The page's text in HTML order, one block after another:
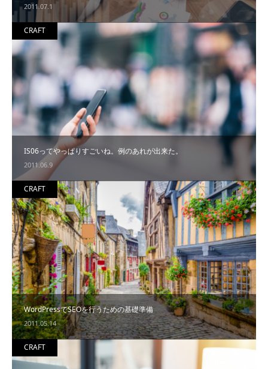
2011.07.1
IS06ってやっぱりすごいね。例のあれが出来た。
2011.06.9
CRAFT
WordPressでSEOを行うための基礎準備
2011.05.14
CRAFT
CRAFT